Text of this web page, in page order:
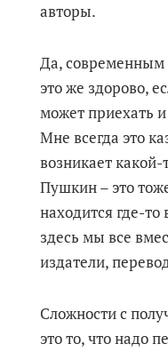
авторы.
Да, современным
это же здорово,
может приехать
Мне всегда это
возникает
Пушкин – это
находится где-
здесь мы все
издатели,
Сложности с
это то, что надо